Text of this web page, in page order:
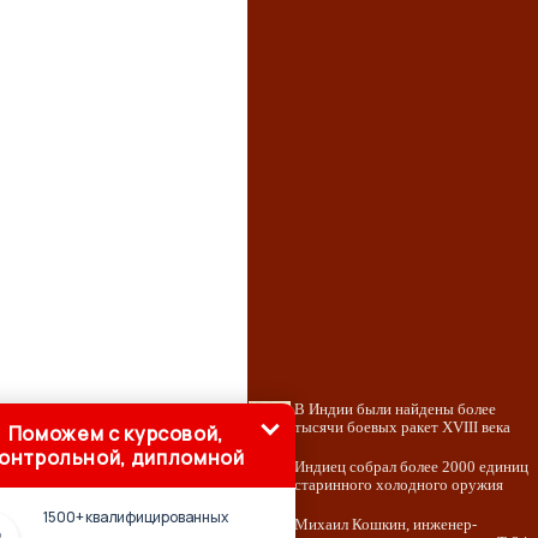
В Индии были найдены более
тысячи боевых ракет XVIII века
Индиец собрал более 2000 единиц
старинного холодного оружия
Михаил Кошкин, инженер-
Поможем с курсовой,
дипломной
1500+ квалифицированных